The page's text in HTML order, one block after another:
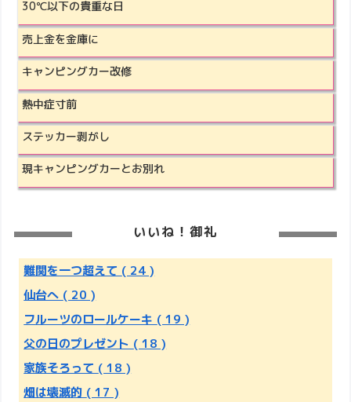
30℃以下の貴重な日
売上金を金庫に
キャンピングカー改修
熱中症寸前
ステッカー剥がし
現キャンピングカーとお別れ
いいね！御礼
難関を一つ超えて ( 24 )
仙台へ ( 20 )
フルーツのロールケーキ ( 19 )
父の日のプレゼント ( 18 )
家族そろって ( 18 )
畑は壊滅的 ( 17 )